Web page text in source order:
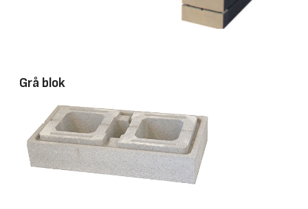
Grå blok